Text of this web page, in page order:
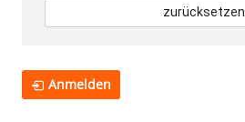
zurücksetzen
Anmelden